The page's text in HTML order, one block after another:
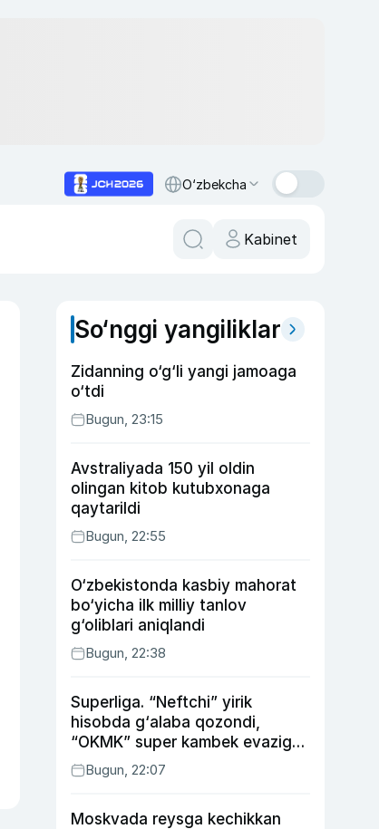
O‘zbekcha
Kabinet
So‘nggi yangiliklar
Zidanning o‘g‘li yangi jamoaga
o‘tdi
Bugun, 23:15
Avstraliyada 150 yil oldin
olingan kitob kutubxonaga
qaytarildi
Bugun, 22:55
O‘zbekistonda kasbiy mahorat
bo‘yicha ilk milliy tanlov
g‘oliblari aniqlandi
Bugun, 22:38
Superliga. “Neftchi” yirik
hisobda g‘alaba qozondi,
“OKMK” super kambek evaziga
“Bunyodkor”dan ustun keldi,
“Nasaf” durang qayd etdi
Bugun, 22:07
Moskvada reysga kechikkan